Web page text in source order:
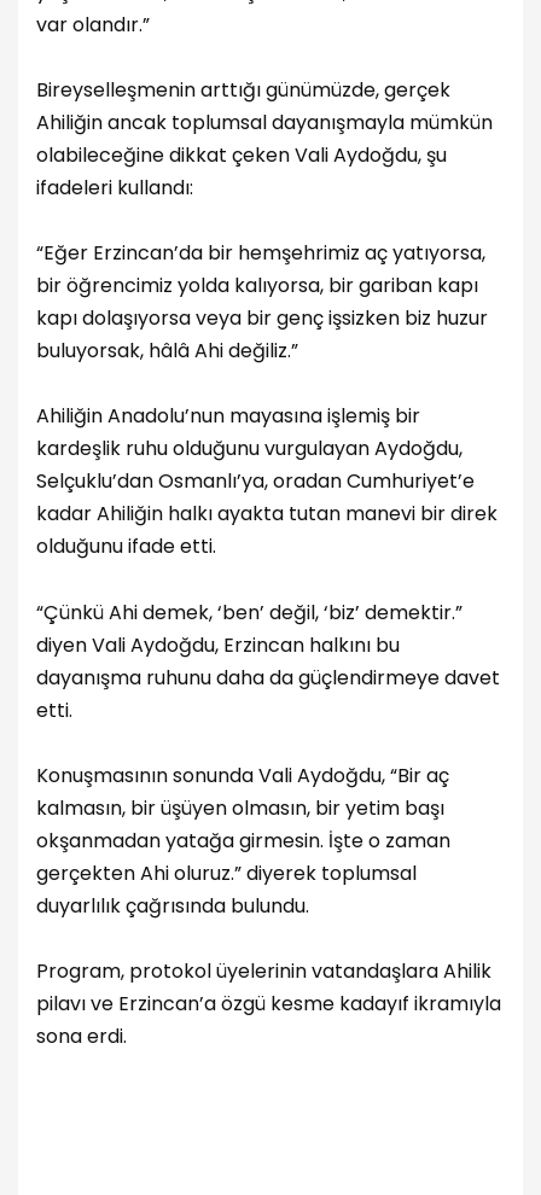
var olandır.”
Bireyselleşmenin arttığı günümüzde, gerçek
Ahiliğin ancak toplumsal dayanışmayla mümkün
olabileceğine dikkat çeken Vali Aydoğdu, şu
ifadeleri kullandı:
“Eğer Erzincan’da bir hemşehrimiz aç yatıyorsa,
bir öğrencimiz yolda kalıyorsa, bir gariban kapı
kapı dolaşıyorsa veya bir genç işsizken biz huzur
buluyorsak, hâlâ Ahi değiliz.”
Ahiliğin Anadolu’nun mayasına işlemiş bir
kardeşlik ruhu olduğunu vurgulayan Aydoğdu,
Selçuklu’dan Osmanlı’ya, oradan Cumhuriyet’e
kadar Ahiliğin halkı ayakta tutan manevi bir direk
olduğunu ifade etti.
“Çünkü Ahi demek, ‘ben’ değil, ‘biz’ demektir.”
diyen Vali Aydoğdu, Erzincan halkını bu
dayanışma ruhunu daha da güçlendirmeye davet
etti.
Konuşmasının sonunda Vali Aydoğdu, “Bir aç
kalmasın, bir üşüyen olmasın, bir yetim başı
okşanmadan yatağa girmesin. İşte o zaman
gerçekten Ahi oluruz.” diyerek toplumsal
duyarlılık çağrısında bulundu.
Program, protokol üyelerinin vatandaşlara Ahilik
pilavı ve Erzincan’a özgü kesme kadayıf ikramıyla
sona erdi.